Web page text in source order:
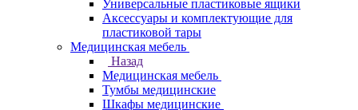
Универсальные пластиковые ящики
Аксессуары и комплектующие для
пластиковой тары
Медицинская мебель
Назад
Медицинская мебель
Тумбы медицинские
Шкафы медицинские